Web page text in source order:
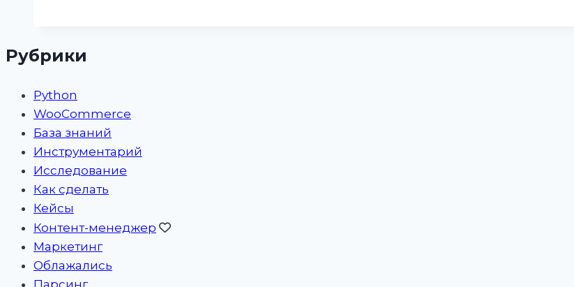
Рубрики
Python
WooCommerce
База знаний
Инструментарий
Исследование
Как сделать
Кейсы
Контент-менеджер
Маркетинг
Облажались